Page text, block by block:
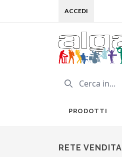
ACCEDI
PRODOTTI
RETE VENDITA